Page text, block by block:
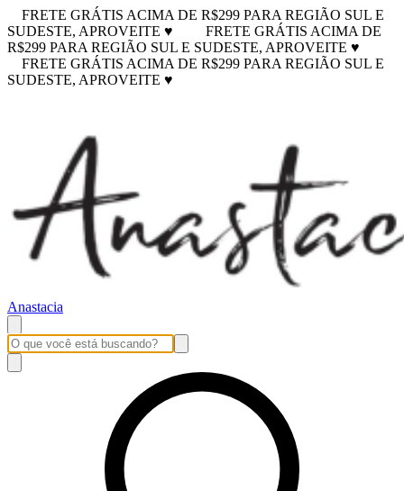
FRETE GRÁTIS ACIMA DE R$299 PARA REGIÃO SUL E
SUDESTE, APROVEITE ♥
FRETE GRÁTIS ACIMA DE
R$299 PARA REGIÃO SUL E SUDESTE, APROVEITE ♥
FRETE GRÁTIS ACIMA DE R$299 PARA REGIÃO SUL E
SUDESTE, APROVEITE ♥
Anastacia